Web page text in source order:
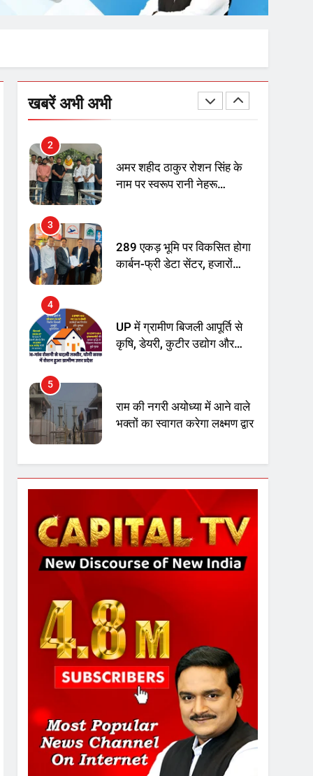
खबरें अभी अभी
SRN अस्पताल का नाम अमर
2
नाम पर स्वरूप रानी नेहरू
3
289 एकड़ भूमि पर विकसित होगा
कार्बन-फ्री डेटा सेंटर, हजारों
4
UP में ग्रामीण बिजली आपूर्ति से
कृषि, डेयरी, कुटीर उद्योग और
5
राम की नगरी अयोध्या में आने वाले
भक्तों का स्वागत करेगा लक्ष्मण द्वार
6
उत्तर प्रदेश में गांवों में बढ़ेंगी
सुविधाएं: 67% बढ़ा पंचायतों का
7
गाजा युद्धविराम को लेकर बड़ी खबरें
8
चुनाव से पहले लालू परिवार पर बड़ा
घोटाले में आरोप तय किए
1
SRN अस्पताल का नाम अमर
शहीद ठाकुर रोशन सिंह के नाम पर
करने की मांग तेज
अमर शहीद ठाकुर रोशन सिंह के
नाम पर स्वरूप रानी नेहरू
चिकित्सालय का नामकरण करने